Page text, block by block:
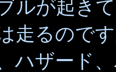
ルが起き
走るので
ハザード